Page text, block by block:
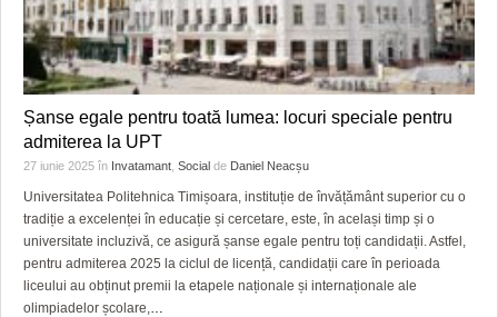
Șanse egale pentru toată lumea: locuri speciale pentru
admiterea la UPT
27 iunie 2025 în Invatamant Social de Daniel Neacșu
Universitatea Politehnica Timișoara, instituție de învățământ superior cu o
tradiție a excelenței în educație și cercetare, este, în același timp și o
universitate incluzivă, ce asigură șanse egale pentru toți candidații. Astfel,
pentru admiterea 2025 la ciclul de licență, candidații care în perioada
liceului au obținut premii la etapele naționale și internaționale ale
olimpiadelor școlare,